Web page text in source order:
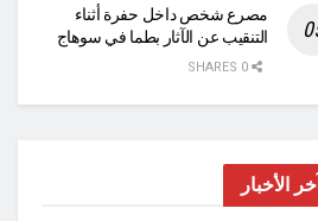
مصرع شخص داخل حفرة أثناء
التنقيب عن الآثار بطما في سوهاج
آخر الأخبار